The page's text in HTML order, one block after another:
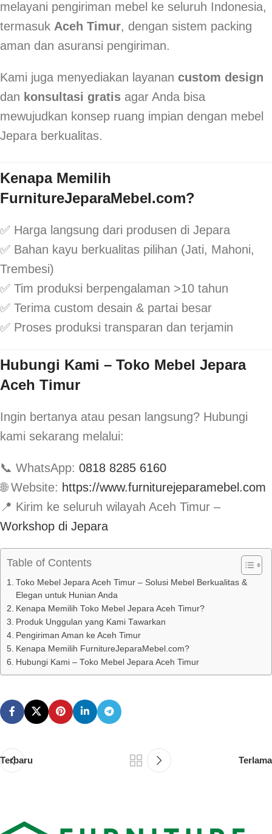
melayani pengiriman mebel ke seluruh Indonesia,
termasuk Aceh Timur, dengan sistem packing
aman dan asuransi pengiriman.
Kami juga menyediakan layanan custom design
dan konsultasi gratis agar Anda bisa
mewujudkan konsep ruang impian dengan mebel
Jepara berkualitas.
Kenapa Memilih
FurnitureJeparaMebel.com?
✅ Harga langsung dari produsen di Jepara
✅ Bahan kayu berkualitas pilihan (Jati, Mahoni,
Trembesi)
✅ Tim produksi berpengalaman >10 tahun
✅ Terima custom desain & partai besar
✅ Proses produksi transparan dan terjamin
Hubungi Kami – Toko Mebel Jepara
Aceh Timur
Ingin bertanya atau pesan langsung? Hubungi
kami sekarang melalui:
📞 WhatsApp: 0818 8285 6160
🌐 Website: https://www.furniturejeparamebel.com
📍 Kirim ke seluruh wilayah Aceh Timur –
Workshop di Jepara
Table of Contents
Toko Mebel Jepara Aceh Timur – Solusi Mebel Berkualitas &
Elegan untuk Hunian Anda
Kenapa Memilih Toko Mebel Jepara Aceh Timur?
Produk Unggulan yang Kami Tawarkan
Pengiriman Aman ke Aceh Timur
Kenapa Memilih FurnitureJeparaMebel.com?
Hubungi Kami – Toko Mebel Jepara Aceh Timur
Terbaru Terlama